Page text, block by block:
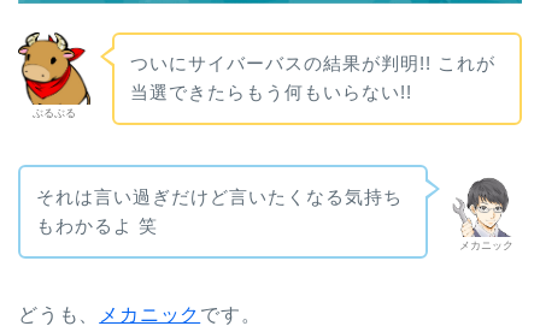
ぶるぶる
ついにサイバーバスの結果が判明!! これが
当選できたらもう何もいらない!!
メカニック
それは言い過ぎだけど言いたくなる気持ち
もわかるよ 笑
どうも、 メカニック です。